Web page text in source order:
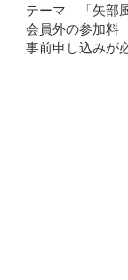
テーマ 「矢部
会員外の参加
事前申し込みが